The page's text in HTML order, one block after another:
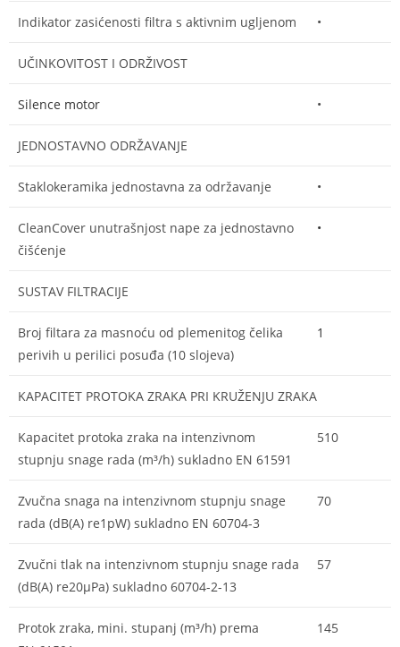
Indikator zasićenosti filtra s aktivnim ugljenom •
UČINKOVITOST I ODRŽIVOST
Silence motor •
JEDNOSTAVNO ODRŽAVANJE
Staklokeramika jednostavna za održavanje •
CleanCover unutrašnjost nape za jednostavno
čišćenje
•
SUSTAV FILTRACIJE
Broj filtara za masnoću od plemenitog čelika
perivih u perilici posuđa (10 slojeva)
1
KAPACITET PROTOKA ZRAKA PRI KRUŽENJU ZRAKA
Kapacitet protoka zraka na intenzivnom
stupnju snage rada (m³/h) sukladno EN 61591
510
Zvučna snaga na intenzivnom stupnju snage
rada (dB(A) re1pW) sukladno EN 60704-3
70
Zvučni tlak na intenzivnom stupnju snage rada
(dB(A) re20µPa) sukladno 60704-2-13
57
Protok zraka, mini. stupanj (m³/h) prema
145